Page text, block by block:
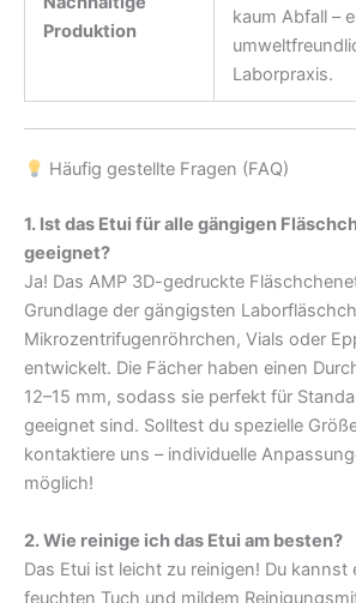
Produktion
kaum Abfall –
Laborpraxis.
Häufig gestellte Fragen (FAQ)
1. Ist das Etui für alle gängigen
geeignet?
Ja! Das AMP 3D-gedruckte
Grundlage der gängigsten
Mikrozentrifugenröhrchen, Vials oder
entwickelt. Die Fächer haben einen
12–15 mm, sodass sie perfekt für
geeignet sind. Solltest du spezielle
kontaktiere uns – individuelle
möglich!
2. Wie reinige ich das Etui am besten?
Das Etui ist leicht zu reinigen! Du kannst
feuchten Tuch und mildem